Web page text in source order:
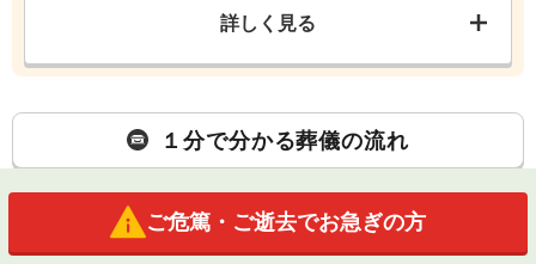
詳しく見る
１分で分かる葬儀の流れ
ご危篤・ご逝去でお急ぎの方